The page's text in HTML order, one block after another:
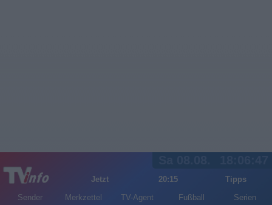
Jetzt 20:15
Tipps
Sender
Merkzettel TV-Agent Fußball Serien